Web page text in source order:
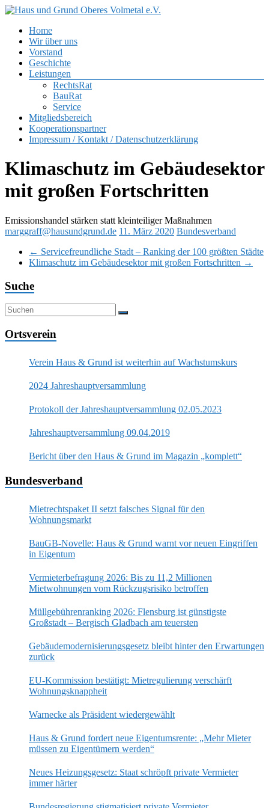
Zum
springen
Haus
und
Grund
Oberes
Volmetal
Menü
Home
Wir über uns
Vorstand
Geschichte
Leistungen
RechtsRat
BauRat
Service
Mitgliedsbereich
Kooperationspartner
Impressum / Kontakt / Datenschutzerklärung
Klimaschutz im Gebäudesektor
mit großen Fortschritten
Emissionshandel stärken statt kleinteiliger Maßnahmen
marggraff@hausundgrund.de 11. März 2020 Bundesverband
← Servicefreundliche Stadt – Ranking der 100 größten Städte
Klimaschutz im Gebäudesektor mit großen Fortschritten →
Suche
Ortsverein
Verein Haus & Grund ist weiterhin auf Wachstumskurs
2024 Jahreshauptversammlung
Protokoll der Jahreshauptversammlung 02.05.2023
Jahreshauptversammlung 09.04.2019
Bericht über den Haus & Grund im Magazin „komplett“
Bundesverband
Mietrechtspaket II setzt falsches Signal für den
Wohnungsmarkt
BauGB-Novelle: Haus & Grund warnt vor neuen Eingriffen
in Eigentum
Vermieterbefragung 2026: Bis zu 11,2 Millionen
Mietwohnungen vom Rückzugsrisiko betroffen
Müllgebührenranking 2026: Flensburg ist günstigste
Großstadt – Bergisch Gladbach am teuersten
Gebäudemodernisierungsgesetz bleibt hinter den Erwartungen
zurück
EU-Kommission bestätigt: Mietregulierung verschärft
Wohnungsknappheit
Warnecke als Präsident wiedergewählt
Haus & Grund fordert neue Eigentumsrente: „Mehr Mieter
müssen zu Eigentümern werden“
Neues Heizungsgesetz: Staat schröpft private Vermieter
immer härter